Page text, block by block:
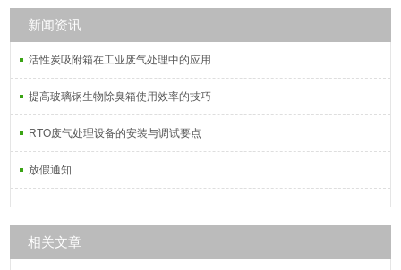
新闻资讯
活性炭吸附箱在工业废气处理中的应用
提高玻璃钢生物除臭箱使用效率的技巧
RTO废气处理设备的安装与调试要点
放假通知
相关文章